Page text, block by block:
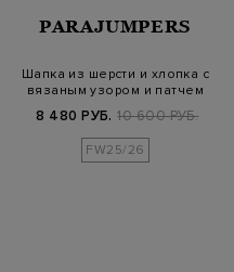
PARAJUMPERS
Шапка из шерсти и хлопка с
вязаным узором и патчем
8 480 РУБ. 10 600 РУБ.
FW25/26